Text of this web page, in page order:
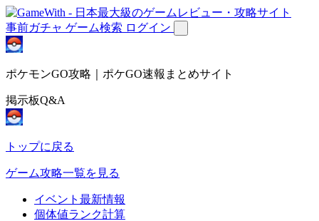
事前ガチャ ゲーム検索 ログイン
ポケモンGO攻略｜ポケGO速報まとめサイト
掲示板Q&A
トップに戻る
ゲーム攻略一覧を見る
イベント最新情報
個体値ランク計算